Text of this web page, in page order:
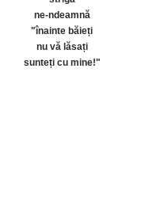
ne-ndeamnă
"înainte băieți
nu vă lăsați
sunteți cu mine!"